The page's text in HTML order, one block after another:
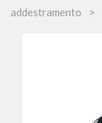
addestramento